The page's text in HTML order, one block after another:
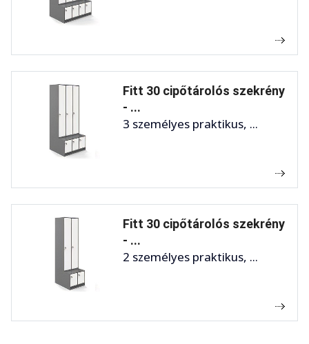
Fitt 30 cipőtárolós szekrény
- ...
3 személyes praktikus, ...
Fitt 30 cipőtárolós szekrény
- ...
2 személyes praktikus, ...